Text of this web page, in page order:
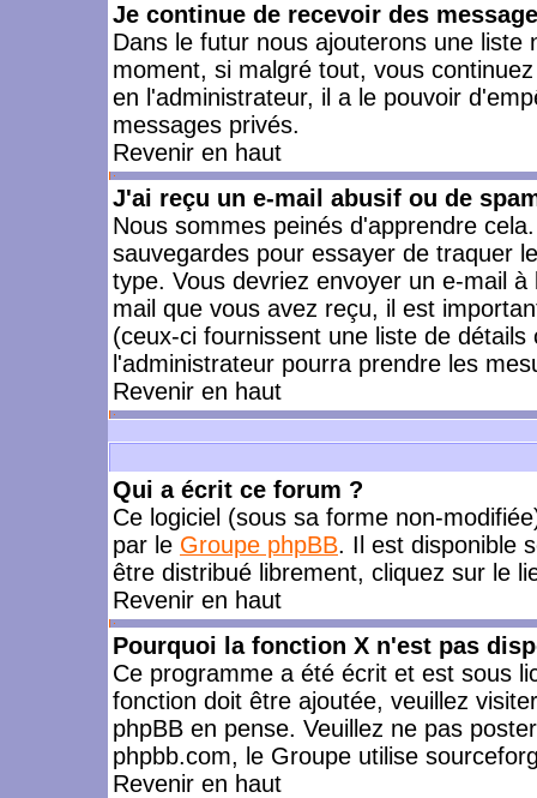
Je continue de recevoir des
Dans le futur nous ajouterons une
moment, si malgré tout, vous
en l'administrateur, il a le pouvoir
messages privés.
Revenir en haut
J'ai reçu un e-mail abusif ou de
Nous sommes peinés d'apprendre
sauvegardes pour essayer de traquer
type. Vous devriez envoyer un e-mail
mail que vous avez reçu, il est
(ceux-ci fournissent une liste de
l'administrateur pourra prendre les
Revenir en haut
Qui a écrit ce forum ?
Ce logiciel (sous sa forme non-
par le Groupe phpBB. Il est disponible
être distribué librement, cliquez sur le
Revenir en haut
Pourquoi la fonction X n'est pas
Ce programme a été écrit et est sous
fonction doit être ajoutée, veuillez
phpBB en pense. Veuillez ne pas
phpbb.com, le Groupe utilise
Revenir en haut